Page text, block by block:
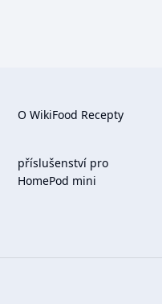
O WikiFood Recepty
příslušenství pro
HomePod mini